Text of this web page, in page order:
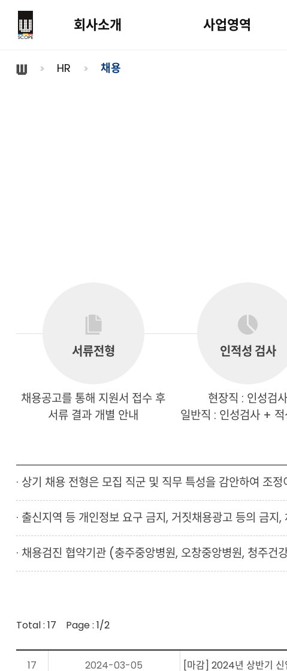
회사소개 사업영역
HR 채용
서류전형
채용공고를 통해 지원서 접수 후
서류 결과 개별 안내
인적성 검사
현장직 : 인성검사
일반직 : 인성검사 +
· 상기 채용 전형은 모집 직군 및 직무 특성을 감안하여 조
· 출신지역 등 개인정보 요구 금지, 거짓채용광고 등의 금
· 채용검진 협약기관 (충주중앙병원, 오창중앙병원, 청주건
Total : 17 Page : 1/2
17 2024-03-05 [마감] 2024년 상반기